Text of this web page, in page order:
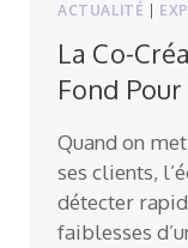
ACTUALITÉ
La Co-
Fond
Quand on
ses clients,
détecter
faiblesses